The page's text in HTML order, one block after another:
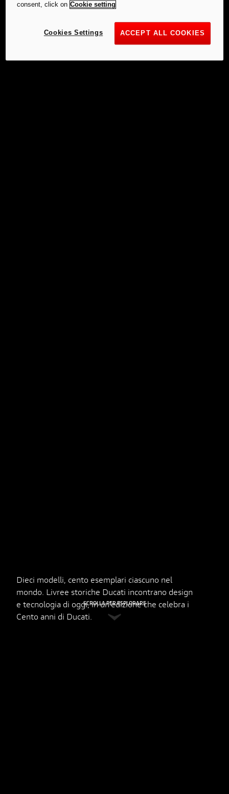
Dieci modelli, cento esemplari ciascuno nel
mondo. Livree storiche Ducati incontrano design
e tecnologia di oggi, in un’edizione che celebra i
Cento anni di Ducati.
SCROLLA PER ESPLORARE
consent, click on Cookie setting
ACCEPT ALL COOKIES
Cookies Settings